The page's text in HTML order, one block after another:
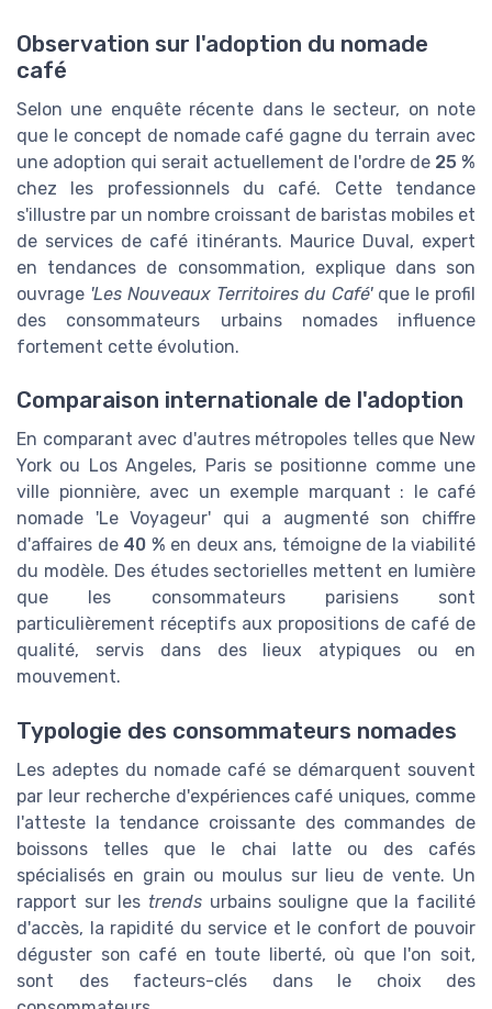
Observation sur l'adoption du nomade
café
Selon une enquête récente dans le secteur, on note
que le concept de nomade café gagne du terrain avec
une adoption qui serait actuellement de l'ordre de 25 %
chez les professionnels du café. Cette tendance
s'illustre par un nombre croissant de baristas mobiles et
de services de café itinérants. Maurice Duval, expert
en tendances de consommation, explique dans son
ouvrage 'Les Nouveaux Territoires du Café'que le profil
des consommateurs urbains nomades influence
fortement cette évolution.
Comparaison internationale de l'adoption
En comparant avec d'autres métropoles telles que New
York ou Los Angeles, Paris se positionne comme une
ville pionnière, avec un exemple marquant : le café
nomade 'Le Voyageur' qui a augmenté son chiffre
d'affaires de 40 % en deux ans, témoigne de la viabilité
du modèle. Des études sectorielles mettent en lumière
que les consommateurs parisiens sont
particulièrement réceptifs aux propositions de café de
qualité, servis dans des lieux atypiques ou en
mouvement.
Typologie des consommateurs nomades
Les adeptes du nomade café se démarquent souvent
par leur recherche d'expériences café uniques, comme
l'atteste la tendance croissante des commandes de
boissons telles que le chai latte ou des cafés
spécialisés en grain ou moulus sur lieu de vente. Un
rapport sur les trendsurbains souligne que la facilité
d'accès, la rapidité du service et le confort de pouvoir
déguster son café en toute liberté, où que l'on soit,
sont des facteurs-clés dans le choix des